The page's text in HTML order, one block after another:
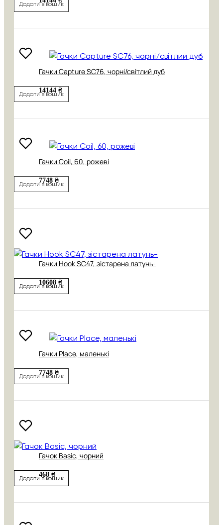
Додати в кошик
Гачки Capture SC76, чорні/світлий дуб
14144 ₴
Додати в кошик
Гачки Coil, 60, рожеві
7748 ₴
Додати в кошик
Гачки Hook SC47, зістарена латунь-
10608 ₴
Додати в кошик
Гачки Place, маленькі
7748 ₴
Додати в кошик
Гачок Basic, чорний
468 ₴
Додати в кошик